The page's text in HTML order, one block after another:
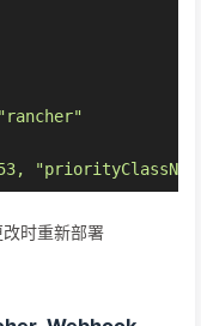
"rancher"
时重新部署